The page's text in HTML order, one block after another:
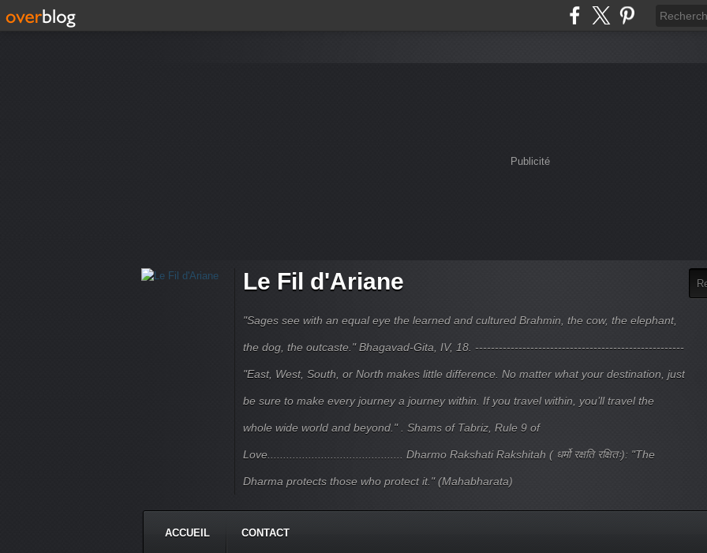
Publicité
Le Fil d'Ariane
"Sages see with an equal eye the learned and cultured Brahmin, the cow, the elephant,
the dog, the outcaste." Bhagavad-Gita, IV, 18. -----------------------------------------------------
"East, West, South, or North makes little difference. No matter what your destination, just
be sure to make every journey a journey within. If you travel within, you’ll travel the
whole wide world and beyond." . Shams of Tabriz, Rule 9 of
Love........................................... Dharmo Rakshati Rakshitah ( धर्मो रक्षति रक्षितः): "The
Dharma protects those who protect it." (Mahabharata)
ACCUEIL CONTACT